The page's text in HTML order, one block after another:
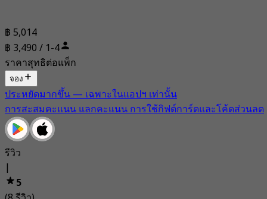
฿ 5,014
฿ 3,490 / 1-4
ราคาสุทธิต่อแพ็ก
จอง
ประหยัดมากขึ้น — เฉพาะในแอปฯ เท่านั้น
การสะสมคะแนน แลกคะแนน การใช้กิฟต์การ์ดและโค้ดส่วนลด
รีวิว
|
5